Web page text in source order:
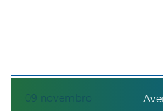
09 novembro